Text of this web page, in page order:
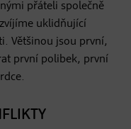
přáteli společně
uklidňující
Většinou jsou první,
první polibek, první